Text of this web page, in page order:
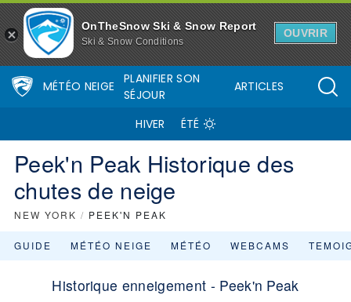
OnTheSnow Ski & Snow Report
Ski & Snow Conditions
OUVRIR
MÉTÉO NEIGE
PLANIFIER SON
SÉJOUR
ARTICLES
HIVER ÉTÉ
Peek'n Peak Historique des
chutes de neige
NEW YORK / PEEK'N PEAK
GUIDE MÉTÉO NEIGE MÉTÉO WEBCAMS
Historique enneigement - Peek'n Peak